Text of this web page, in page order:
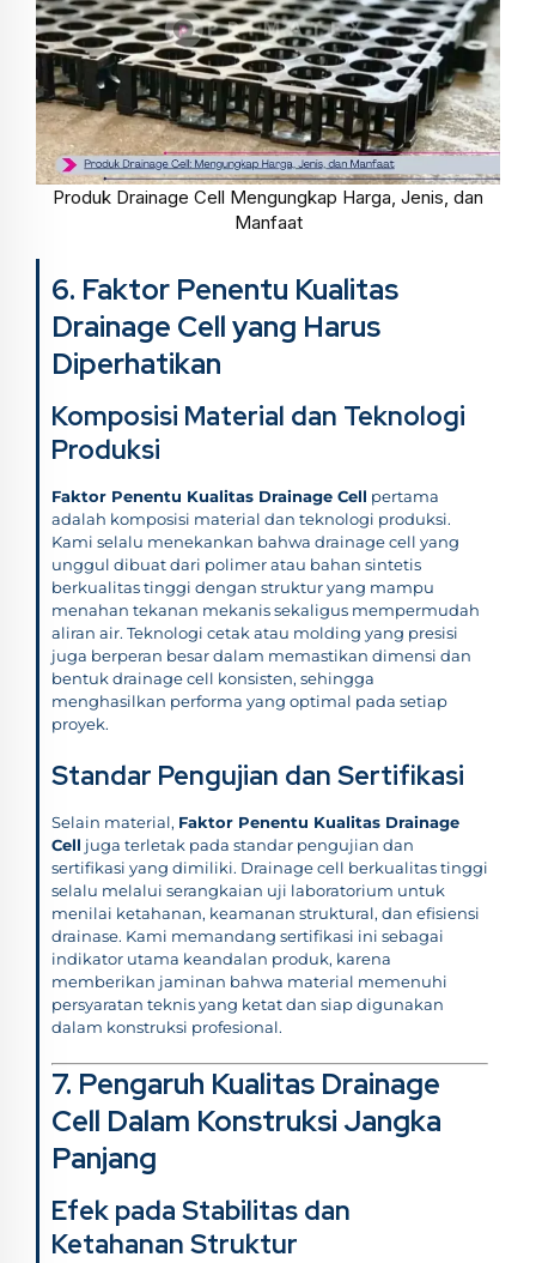
Produk Drainage Cell Mengungkap Harga, Jenis, dan
Manfaat
6. Faktor Penentu Kualitas
Drainage Cell yang Harus
Diperhatikan
Komposisi Material dan Teknologi
Produksi
Faktor Penentu Kualitas Drainage Cell pertama
adalah komposisi material dan teknologi produksi.
Kami selalu menekankan bahwa drainage cell yang
unggul dibuat dari polimer atau bahan sintetis
berkualitas tinggi dengan struktur yang mampu
menahan tekanan mekanis sekaligus mempermudah
aliran air. Teknologi cetak atau molding yang presisi
juga berperan besar dalam memastikan dimensi dan
bentuk drainage cell konsisten, sehingga
menghasilkan performa yang optimal pada setiap
proyek.
Standar Pengujian dan Sertifikasi
Selain material, Faktor Penentu Kualitas Drainage
Cell juga terletak pada standar pengujian dan
sertifikasi yang dimiliki. Drainage cell berkualitas tinggi
selalu melalui serangkaian uji laboratorium untuk
menilai ketahanan, keamanan struktural, dan efisiensi
drainase. Kami memandang sertifikasi ini sebagai
indikator utama keandalan produk, karena
memberikan jaminan bahwa material memenuhi
persyaratan teknis yang ketat dan siap digunakan
dalam konstruksi profesional.
7. Pengaruh Kualitas Drainage
Cell Dalam Konstruksi Jangka
Panjang
Efek pada Stabilitas dan
Ketahanan Struktur